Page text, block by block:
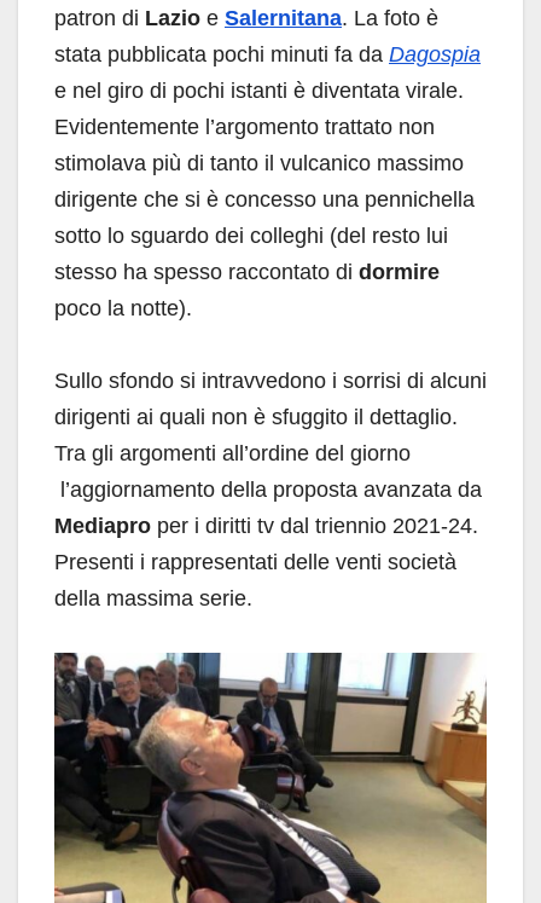
patron di Lazio e Salernitana. La foto è
stata pubblicata pochi minuti fa da Dagospia
e nel giro di pochi istanti è diventata virale.
Evidentemente l’argomento trattato non
stimolava più di tanto il vulcanico massimo
dirigente che si è concesso una pennichella
sotto lo sguardo dei colleghi (del resto lui
stesso ha spesso raccontato di dormire
poco la notte).
Sullo sfondo si intravvedono i sorrisi di alcuni
dirigenti ai quali non è sfuggito il dettaglio.
Tra gli argomenti all’ordine del giorno
l’aggiornamento della proposta avanzata da
Mediapro per i diritti tv dal triennio 2021-24.
Presenti i rappresentati delle venti società
della massima serie.